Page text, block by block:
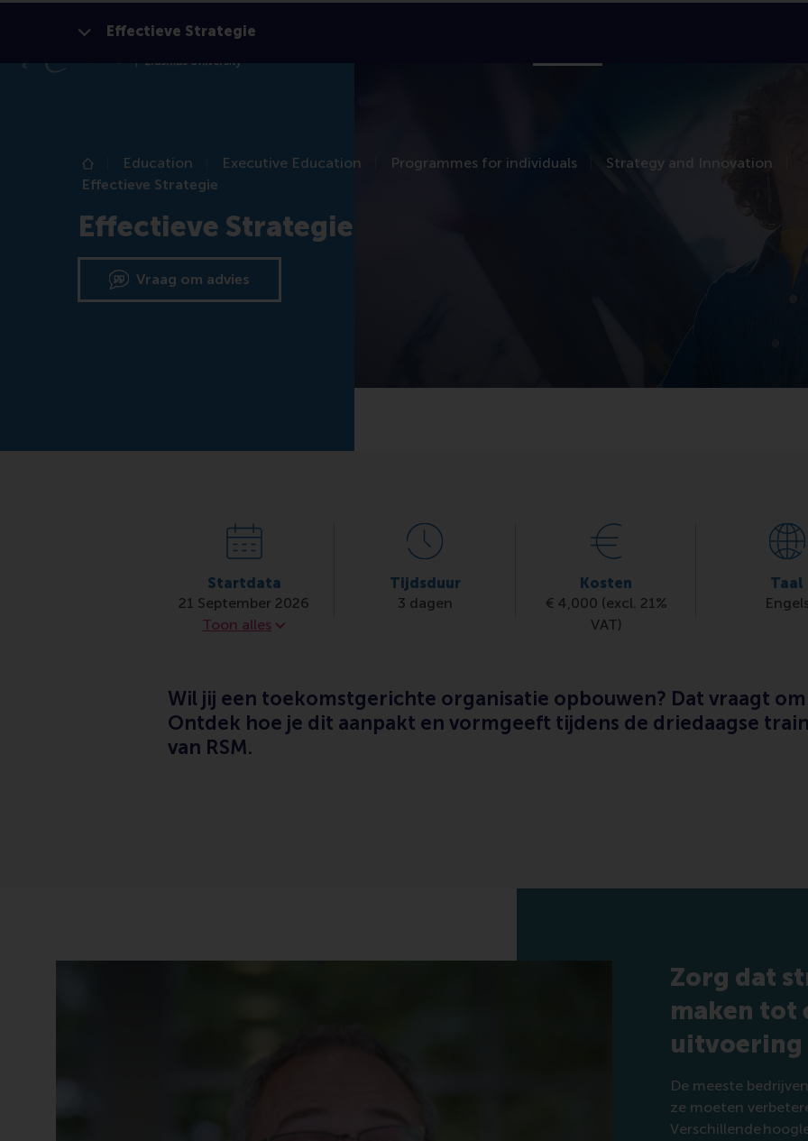
Home
Education Executive Education Programmes for individuals
Strategy and Innovation
Effectieve Strategie
Effectieve Strategie
Vraag om advies
Toon alles
Effectieve Strategie
Startdata
21 September 2026
Toon alles
Startdata
Tijdsduur
3 dagen
Kosten
€ 4,000 (excl. 21%
VAT)
Taal
Engels
Wil jij een toekomstgerichte organisatie opbouwen? Dat vraagt
Ontdek hoe je dit aanpakt en vormgeeft tijdens de driedaagse
van RSM.
Zorg dat
maken tot
uitvoering
De meeste
ze moeten
Verschillende